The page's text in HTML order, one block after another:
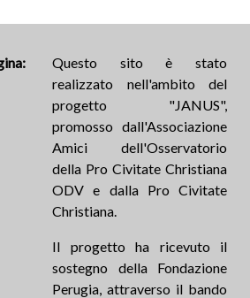
Questo sito è stato
realizzato nell'ambito del
progetto "JANUS",
promosso dall'Associazione
Amici dell'Osservatorio
della Pro Civitate Christiana
ODV e dalla Pro Civitate
Christiana.
Il progetto ha ricevuto il
sostegno della Fondazione
Perugia, attraverso il bando